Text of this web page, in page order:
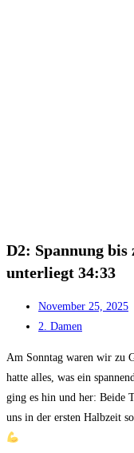
D2: Spannung bis
unterliegt 34:33
November 25, 2025
2. Damen
Am Sonntag waren wir zu
hatte alles, was ein
ging es hin und her: Beide
uns in der ersten Halbzeit